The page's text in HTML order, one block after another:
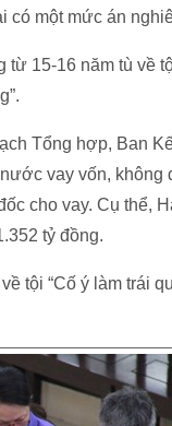
có một mức án
15-16 năm tù về
Tổng hợp, Ban
vay vốn, không
cho vay. Cụ thể,
tỷ đồng.
tội “Cố ý làm trái